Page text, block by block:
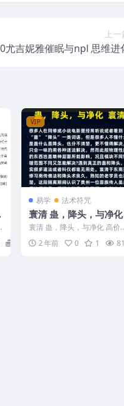
上
尤吉妮雅催眠与npl 思维进
VIP
易学 法术符咒
寰清 蛊，降头，与净化
寰清 蛊，降头，与净化 高价
进最新课程 240947 蛊，降头
与净化 寰清...
2 年前 0 1 81